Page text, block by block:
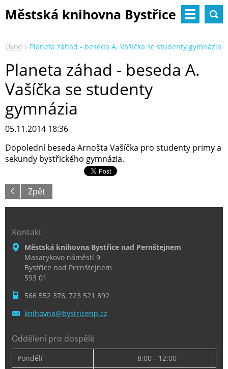
Městská knihovna Bystřice
Úvod Planeta záhad - beseda A. Vašíčka se studenty gymnázia
Planeta záhad - beseda A.
Vašíčka se studenty
gymnázia
05.11.2014 18:36
Dopolední beseda Arnošta Vašíčka pro studenty primy a
sekundy bystřického gymnázia.
Zpět
Kontakt
Městská knihovna Bystřice nad Pernštejnem
Masarykovo náměstí 9
Bystřice nad Pernštejnem
593 01
566 552 376, 723 521 892
knihovna@bystricenp.cz
Oddělení pro dospělé
Pondělí
8:00 - 12:00